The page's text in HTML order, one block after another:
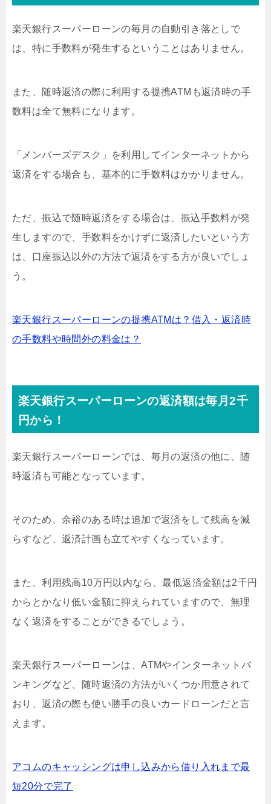
楽天銀行スーパーローンの毎月の自動引き落としで
は、特に手数料が発生するということはありません。
また、随時返済の際に利用する提携ATMも返済時の手
数料は全て無料になります。
「メンバーズデスク」を利用してインターネットから
返済をする場合も、基本的に手数料はかかりません。
ただ、振込で随時返済をする場合は、振込手数料が発
生しますので、手数料をかけずに返済したいという方
は、口座振込以外の方法で返済をする方が良いでしょ
う。
楽天銀行スーパーローンの提携ATMは？借入・返済時
の手数料や時間外の料金は？
楽天銀行スーパーローンの返済額は毎月2千
円から！
楽天銀行スーパーローンでは、毎月の返済の他に、随
時返済も可能となっています。
そのため、余裕のある時は追加で返済をして残高を減
らすなど、返済計画も立てやすくなっています。
また、利用残高10万円以内なら、最低返済金額は2千円
からとかなり低い金額に抑えられていますので、無理
なく返済をすることができるでしょう。
楽天銀行スーパーローンは、ATMやインターネットバ
ンキングなど、随時返済の方法がいくつか用意されて
おり、返済の際も使い勝手の良いカードローンだと言
えます。
アコムのキャッシングは申し込みから借り入れまで最
短20分で完了